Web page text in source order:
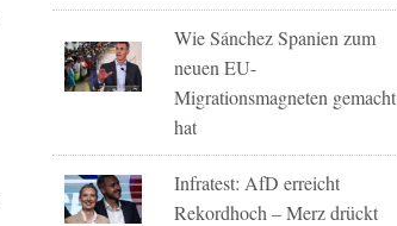
Wie Sánchez Spanien zum
neuen EU-
Migrationsmagneten gemacht
hat
Infratest: AfD erreicht
Rekordhoch – Merz drückt